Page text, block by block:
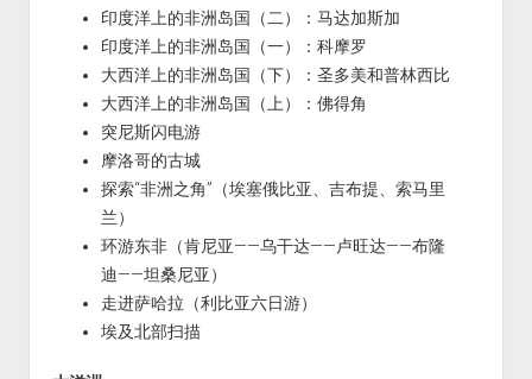
印度洋上的非洲岛国（二）：马达加斯加
印度洋上的非洲岛国（一）：科摩罗
大西洋上的非洲岛国（下）：圣多美和普林西比
大西洋上的非洲岛国（上）：佛得角
突尼斯闪电游
摩洛哥的古城
探索“非洲之角”（埃塞俄比亚、吉布提、索马里
兰）
环游东非（肯尼亚——乌干达——卢旺达——布隆
迪——坦桑尼亚）
走进萨哈拉（利比亚六日游）
埃及北部扫描